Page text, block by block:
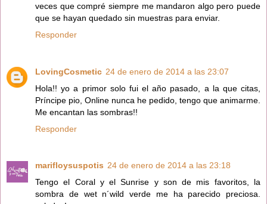
veces que compré siempre me mandaron algo pero puede
que se hayan quedado sin muestras para enviar.
Responder
LovingCosmetic 24 de enero de 2014 a las 23:07
Hola!! yo a primor solo fui el año pasado, a la que citas,
Príncipe pio, Online nunca he pedido, tengo que animarme.
Me encantan las sombras!!
Responder
marifloysuspotis 24 de enero de 2014 a las 23:18
Tengo el Coral y el Sunrise y son de mis favoritos, la
sombra de wet n´wild verde me ha parecido preciosa.